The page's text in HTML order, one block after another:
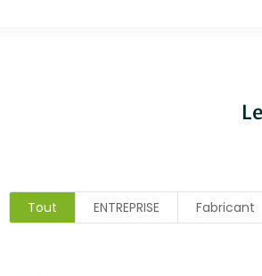
Tout ENTREPRISE Fabricant